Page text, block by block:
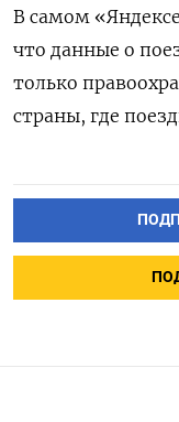
В самом
что данные о
только
страны, где